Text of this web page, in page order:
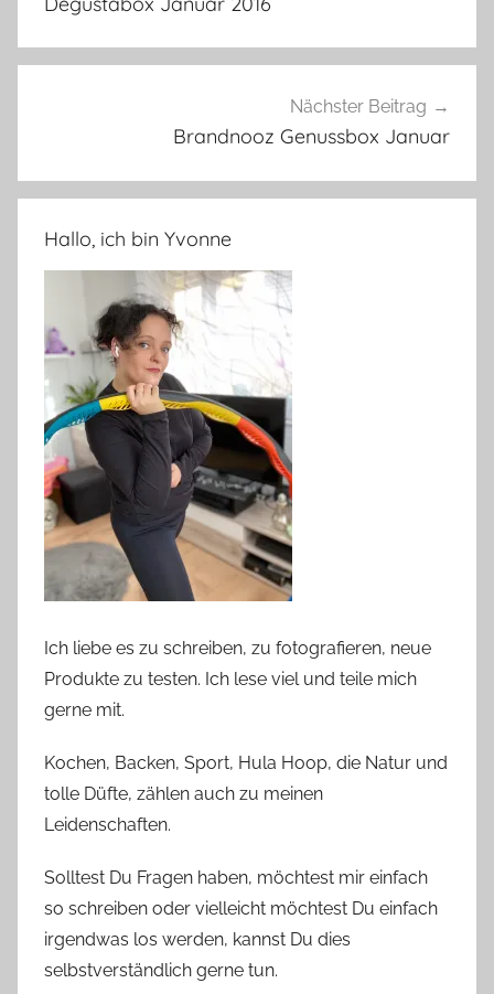
Nächster Beitrag
Brandnooz Genussbox Januar
Hallo, ich bin Yvonne
Ich liebe es zu schreiben, zu fotografieren, neue
Produkte zu testen. Ich lese viel und teile mich
gerne mit.
Kochen, Backen, Sport, Hula Hoop, die Natur und
tolle Düfte, zählen auch zu meinen
Leidenschaften.
Solltest Du Fragen haben, möchtest mir einfach
so schreiben oder vielleicht möchtest Du einfach
irgendwas los werden, kannst Du dies
selbstverständlich gerne tun.